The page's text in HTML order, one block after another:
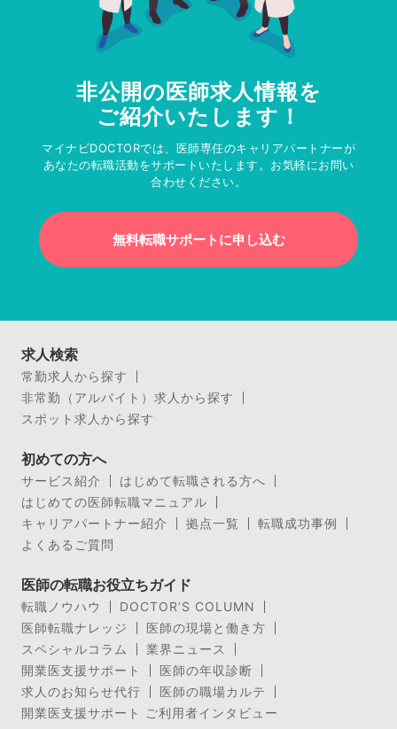
非公開の医師求人情報を
ご紹介いたします！
マイナビDOCTORでは、医師専任のキャリアパートナーが
あなたの転職活動をサポートいたします。お気軽にお問い
合わせください。
無料転職サポートに申し込む
求人検索
常勤求人から探す
非常勤（アルバイト）求人から探す
スポット求人から探す
初めての方へ
サービス紹介
はじめて転職される方へ
はじめての医師転職マニュアル
キャリアパートナー紹介
拠点一覧
転職成功事例
よくあるご質問
医師の転職お役立ちガイド
転職ノウハウ
DOCTOR’S COLUMN
医師転職ナレッジ
医師の現場と働き方
スペシャルコラム
業界ニュース
開業医支援サポート
医師の年収診断
求人のお知らせ代行
医師の職場カルテ
開業医支援サポート ご利用者インタビュー